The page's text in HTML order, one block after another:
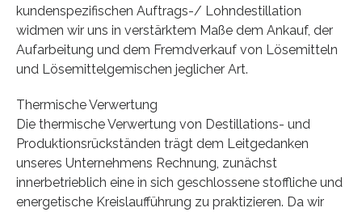
kundenspezifischen Auftrags-/ Lohndestillation
widmen wir uns in verstärktem Maße dem Ankauf, der
Aufarbeitung und dem Fremdverkauf von Lösemitteln
und Lösemittelgemischen jeglicher Art.
Thermische Verwertung
Die thermische Verwertung von Destillations- und
Produktionsrückständen trägt dem Leitgedanken
unseres Unternehmens Rechnung, zunächst
innerbetrieblich eine in sich geschlossene stoffliche und
energetische Kreislaufführung zu praktizieren. Da wir